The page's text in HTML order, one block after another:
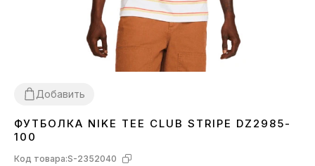
Добавить
XS S
ФУТБОЛКА NIKE TEE CLUB STRIPE DZ2985-
100
Код товара:S-2352040